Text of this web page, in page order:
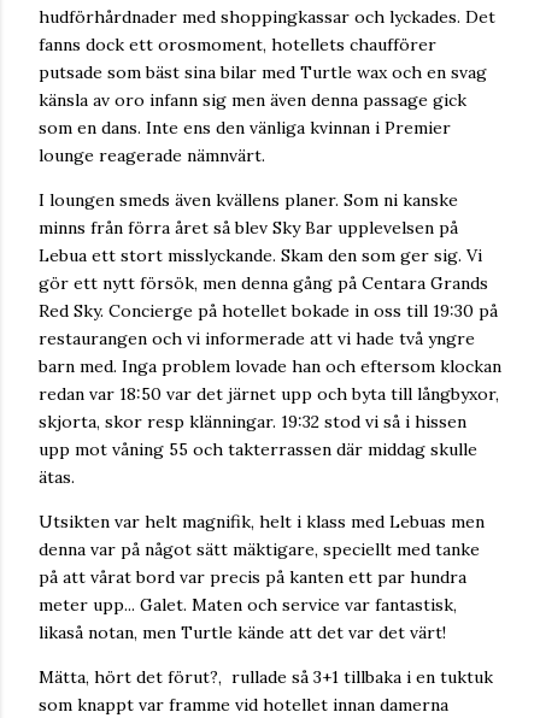
hudförhårdnader med shoppingkassar och lyckades. Det
fanns dock ett orosmoment, hotellets chaufförer
putsade som bäst sina bilar med Turtle wax och en svag
känsla av oro infann sig men även denna passage gick
som en dans. Inte ens den vänliga kvinnan i Premier
lounge reagerade nämnvärt.
I loungen smeds även kvällens planer. Som ni kanske
minns från förra året så blev Sky Bar upplevelsen på
Lebua ett stort misslyckande. Skam den som ger sig. Vi
gör ett nytt försök, men denna gång på Centara Grands
Red Sky. Concierge på hotellet bokade in oss till 19:30 på
restaurangen och vi informerade att vi hade två yngre
barn med. Inga problem lovade han och eftersom klockan
redan var 18:50 var det järnet upp och byta till långbyxor,
skjorta, skor resp klänningar. 19:32 stod vi så i hissen
upp mot våning 55 och takterrassen där middag skulle
ätas.
Utsikten var helt magnifik, helt i klass med Lebuas men
denna var på något sätt mäktigare, speciellt med tanke
på att vårat bord var precis på kanten ett par hundra
meter upp... Galet. Maten och service var fantastisk,
likaså notan, men Turtle kände att det var det värt!
Mätta, hört det förut?, rullade så 3+1 tillbaka i en tuktuk
som knappt var framme vid hotellet innan damerna